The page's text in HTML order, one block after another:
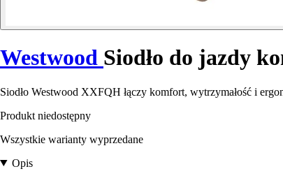
Westwood Siodło do jazdy
Siodło Westwood XXFQH łączy komfort, wytrzymałość i
Produkt niedostępny
Wszystkie warianty wyprzedane
Opis